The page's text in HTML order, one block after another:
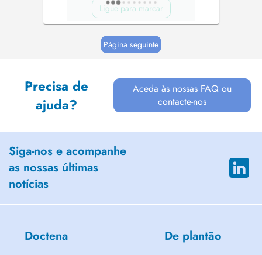
Ligue para marcar
Página seguinte
Precisa de
ajuda?
Aceda às nossas FAQ ou
contacte-nos
Siga-nos e acompanhe
as nossas últimas
notícias
Doctena De plantão